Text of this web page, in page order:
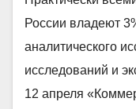
России владеют
аналитического
исследований и
12 апреля